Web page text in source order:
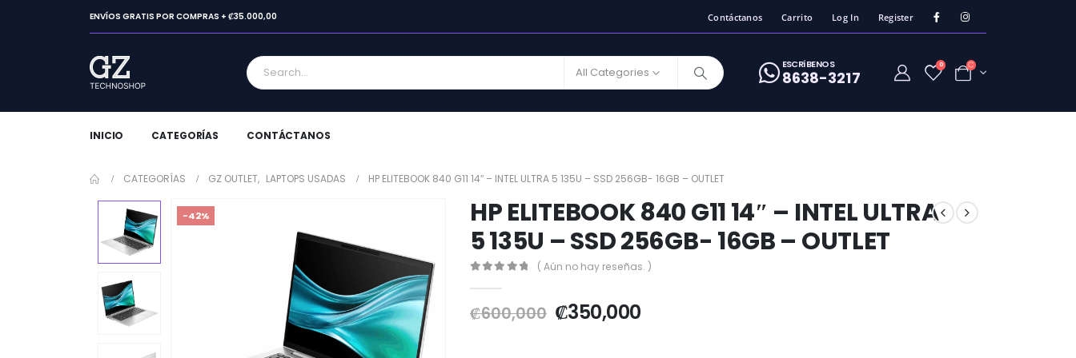
ENVÍOS GRATIS POR COMPRAS + ₡35.000,00 Contáctanos Carrito Log In Register
All Categories
ESCRíBENOS
8638-3217
0
INICIO CATEGORÍAS CONTÁCTANOS
CATEGORÍAS GZ OUTLET, LAPTOPS USADAS HP ELITEBOOK 840 G11 14″ – INTEL ULTRA 5 135U – SSD 256GB- 16GB – OUTLET
-42%
HP ELITEBOOK 840 G11 14″ – INTEL ULTRA
5 135U – SSD 256GB- 16GB – OUTLET
( Aún no hay reseñas. )
₡600,000 ₡350,000